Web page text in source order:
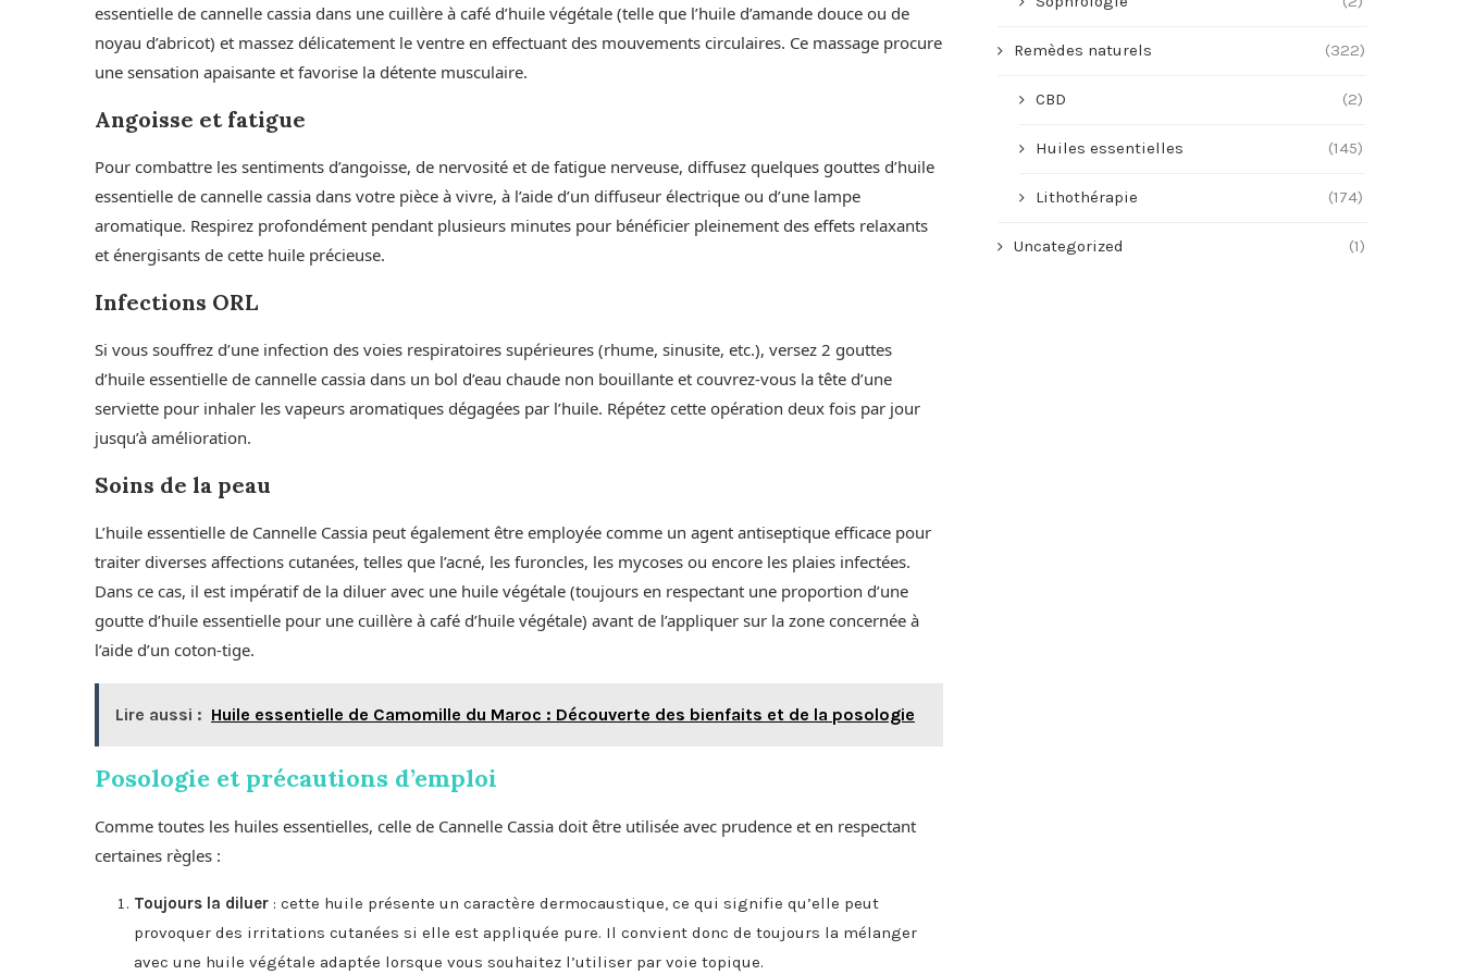
essentielle de cannelle cassia dans une cuillère à café d’huile végétale (telle que l’huile d’amande douce ou de
noyau d’abricot) et massez délicatement le ventre en effectuant des mouvements circulaires. Ce massage procure
une sensation apaisante et favorise la détente musculaire.
Angoisse et fatigue
Pour combattre les sentiments d’angoisse, de nervosité et de fatigue nerveuse, diffusez quelques gouttes d’huile
essentielle de cannelle cassia dans votre pièce à vivre, à l’aide d’un diffuseur électrique ou d’une lampe
aromatique. Respirez profondément pendant plusieurs minutes pour bénéficier pleinement des effets relaxants
et énergisants de cette huile précieuse.
Infections ORL
Si vous souffrez d’une infection des voies respiratoires supérieures (rhume, sinusite, etc.), versez 2 gouttes
d’huile essentielle de cannelle cassia dans un bol d’eau chaude non bouillante et couvrez-vous la tête d’une
serviette pour inhaler les vapeurs aromatiques dégagées par l’huile. Répétez cette opération deux fois par jour
jusqu’à amélioration.
Soins de la peau
L’huile essentielle de Cannelle Cassia peut également être employée comme un agent antiseptique efficace pour
traiter diverses affections cutanées, telles que l’acné, les furoncles, les mycoses ou encore les plaies infectées.
Dans ce cas, il est impératif de la diluer avec une huile végétale (toujours en respectant une proportion d’une
goutte d’huile essentielle pour une cuillère à café d’huile végétale) avant de l’appliquer sur la zone concernée à
l’aide d’un coton-tige.
Lire aussi : Huile essentielle de Camomille du Maroc : Découverte des bienfaits et de la posologie
Posologie et précautions d’emploi
Comme toutes les huiles essentielles, celle de Cannelle Cassia doit être utilisée avec prudence et en respectant
certaines règles :
Toujours la diluer : cette huile présente un caractère dermocaustique, ce qui signifie qu’elle peut
provoquer des irritations cutanées si elle est appliquée pure. Il convient donc de toujours la mélanger
avec une huile végétale adaptée lorsque vous souhaitez l’utiliser par voie topique.
Remèdes naturels (322)
CBD (2)
Huiles essentielles (145)
Lithothérapie (174)
Uncategorized (1)